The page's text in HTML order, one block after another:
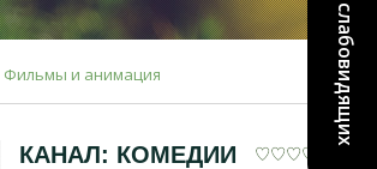
Фильмы и анимация
КАНАЛ: КОМЕДИИ